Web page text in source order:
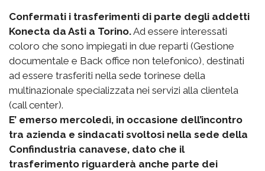
Confermati i trasferimenti di parte degli addetti
Konecta da Asti a Torino.Ad essere interessati
coloro che sono impiegati in due reparti (Gestione
documentale e Back office non telefonico), destinati
ad essere trasferiti nella sede torinese della
multinazionale specializzata nei servizi alla clientela
(call center).
E’ emerso mercoledì, in occasione dell’incontro
tra azienda e sindacati svoltosi nella sede della
Confindustria canavese, dato che il
trasferimento riguarderà anche parte dei